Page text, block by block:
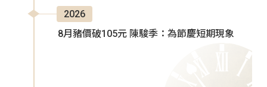
2026
8月豬價破105元 陳駿季：為節慶短期現象